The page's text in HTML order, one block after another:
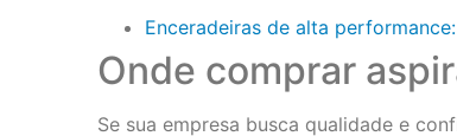
Enceradeiras de alta
Onde comprar
Se sua empresa busca qualidade e